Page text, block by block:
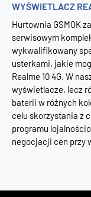
WYŚWIETLACZ
Hurtownia GSMOK
serwisowym
wykwalifikowany
usterkami, jakie
Realme 10 4G. W
wyświetlacze, lecz
baterii w różnych
celu skorzystania z
programu
negocjacji cen przy